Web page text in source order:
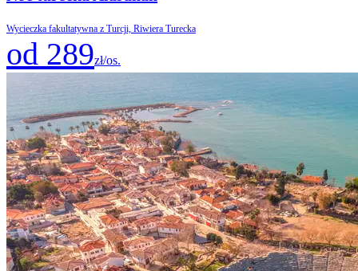
Wycieczka fakultatywna z Turcji, Riwiera Turecka
od 289zł/os.